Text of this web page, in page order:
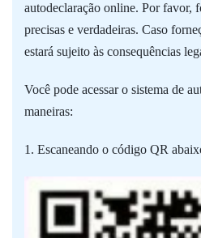
autodeclaração online. Por favor,
precisas e verdadeiras. Caso
estará sujeito às consequências
Você pode acessar o sistema de
maneiras:
1. Escaneando o código QR